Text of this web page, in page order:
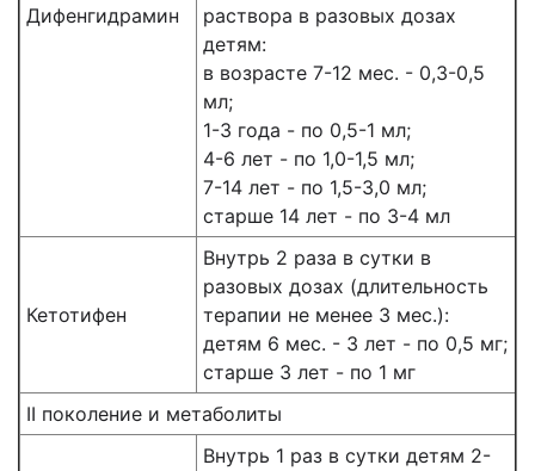
Дифенгидрамин
раствора в разовых дозах
детям:
в возрасте 7-12 мес. - 0,3-0,5
мл;
1-3 года - по 0,5-1 мл;
4-6 лет - по 1,0-1,5 мл;
7-14 лет - по 1,5-3,0 мл;
старше 14 лет - по 3-4 мл
Кетотифен
Внутрь 2 раза в сутки в
разовых дозах (длительность
терапии не менее 3 мес.):
детям 6 мес. - 3 лет - по 0,5 мг;
старше 3 лет - по 1 мг
II поколение и метаболиты
Внутрь 1 раз в сутки детям 2-